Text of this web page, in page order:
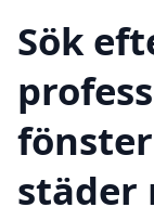
Sök
städer